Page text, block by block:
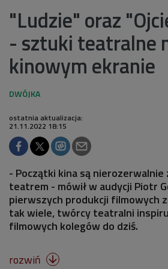
"Ludzie" oraz
- sztuki teatralne
kinowym ekranie
ostatnia aktualizacja:
21.11.2022 18:15
- Początki kina są nierozerwalnie
teatrem - mówił w audycji Piotr
pierwszych produkcji filmowych
tak wiele, twórcy teatralni
filmowych kolegów do dziś.
rozwiń 